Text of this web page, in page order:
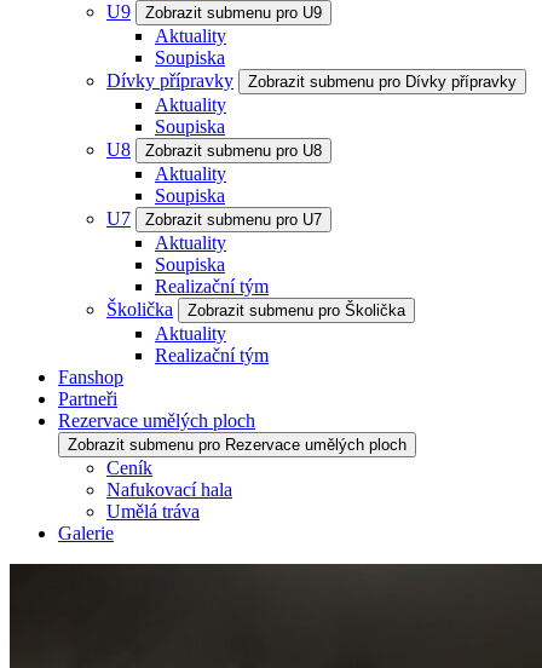
U9
Zobrazit submenu pro U9
Aktuality
Soupiska
Dívky přípravky
Zobrazit submenu pro Dívky přípravky
Aktuality
Soupiska
U8
Zobrazit submenu pro U8
Aktuality
Soupiska
U7
Zobrazit submenu pro U7
Aktuality
Soupiska
Realizační tým
Školička
Zobrazit submenu pro Školička
Aktuality
Realizační tým
Fanshop
Partneři
Rezervace umělých ploch
Zobrazit submenu pro Rezervace umělých ploch
Ceník
Nafukovací hala
Umělá tráva
Galerie